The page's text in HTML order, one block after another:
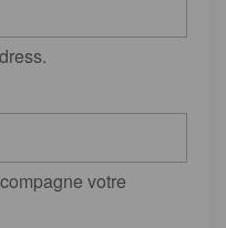
votre